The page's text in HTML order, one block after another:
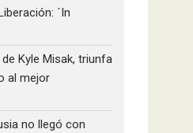
´In
Kyle Misak, triunfa
al mejor
no llegó con